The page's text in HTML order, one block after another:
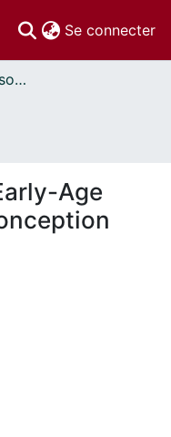
Se connecter
Faculté des sciences sociales // Faculty of Social Sciences
Age